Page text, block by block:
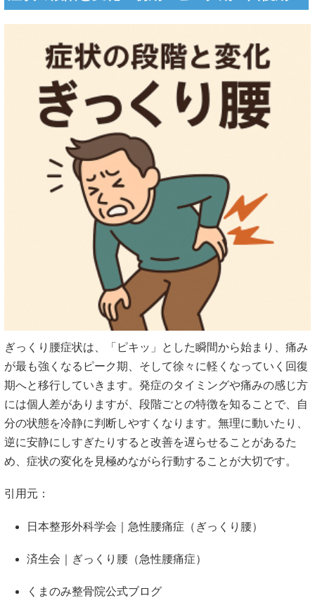
ぎっくり腰症状は、「ピキッ」とした瞬間から始まり、痛み
が最も強くなるピーク期、そして徐々に軽くなっていく回復
期へと移行していきます。発症のタイミングや痛みの感じ方
には個人差がありますが、段階ごとの特徴を知ることで、自
分の状態を冷静に判断しやすくなります。無理に動いたり、
逆に安静にしすぎたりすると改善を遅らせることがあるた
め、症状の変化を見極めながら行動することが大切です。
引用元：
日本整形外科学会｜急性腰痛症（ぎっくり腰）
済生会｜ぎっくり腰（急性腰痛症）
くまのみ整骨院公式ブログ